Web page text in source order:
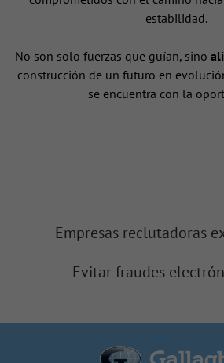
estabilidad.
No son solo fuerzas que guían, sino
construcción de un futuro en
se encuentra con la
Empresas reclutadoras
Evitar fraudes